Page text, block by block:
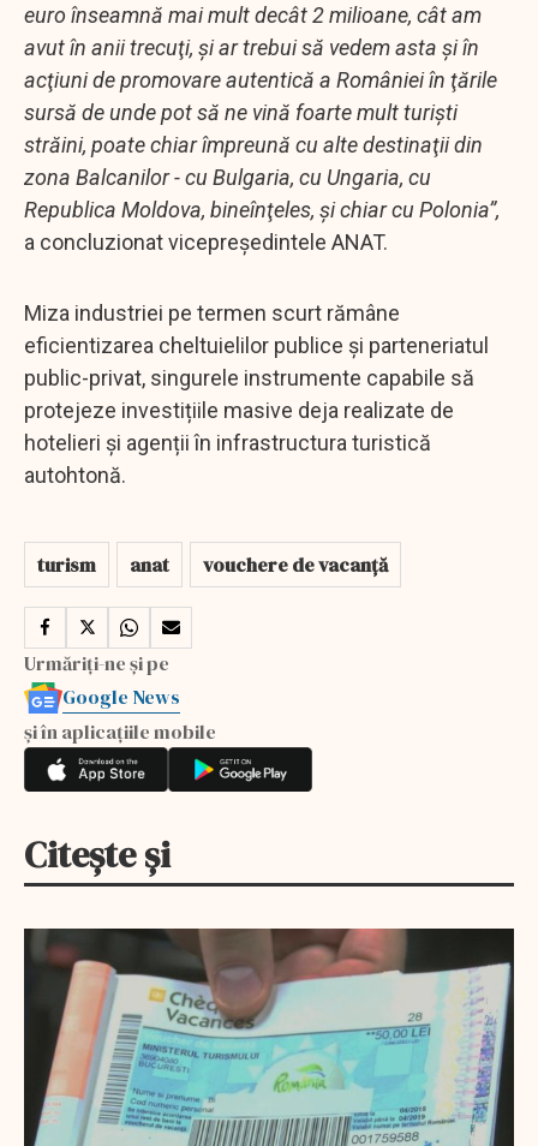
euro înseamnă mai mult decât 2 milioane, cât am
avut în anii trecuţi, şi ar trebui să vedem asta şi în
acţiuni de promovare autentică a României în ţările
sursă de unde pot să ne vină foarte mult turişti
străini, poate chiar împreună cu alte destinaţii din
zona Balcanilor - cu Bulgaria, cu Ungaria, cu
Republica Moldova, bineînţeles, şi chiar cu Polonia”,
a concluzionat vicepreşedintele ANAT.
Miza industriei pe termen scurt rămâne
eficientizarea cheltuielilor publice și parteneriatul
public-privat, singurele instrumente capabile să
protejeze investițiile masive deja realizate de
hotelieri și agenții în infrastructura turistică
autohtonă.
turism anat vouchere de vacanță
Urmăriți-ne și pe
Google News
și în aplicațiile mobile
Citește și